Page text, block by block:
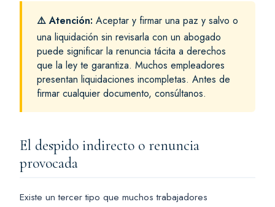
⚠️ Atención: Aceptar y firmar una paz y salvo o
una liquidación sin revisarla con un abogado
puede significar la renuncia tácita a derechos
que la ley te garantiza. Muchos empleadores
presentan liquidaciones incompletas. Antes de
firmar cualquier documento, consúltanos.
El despido indirecto o renuncia
provocada
Existe un tercer tipo que muchos trabajadores